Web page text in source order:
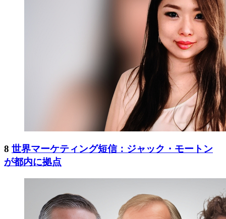
8 世界マーケティング短信：ジャック・モートン
が都内に拠点